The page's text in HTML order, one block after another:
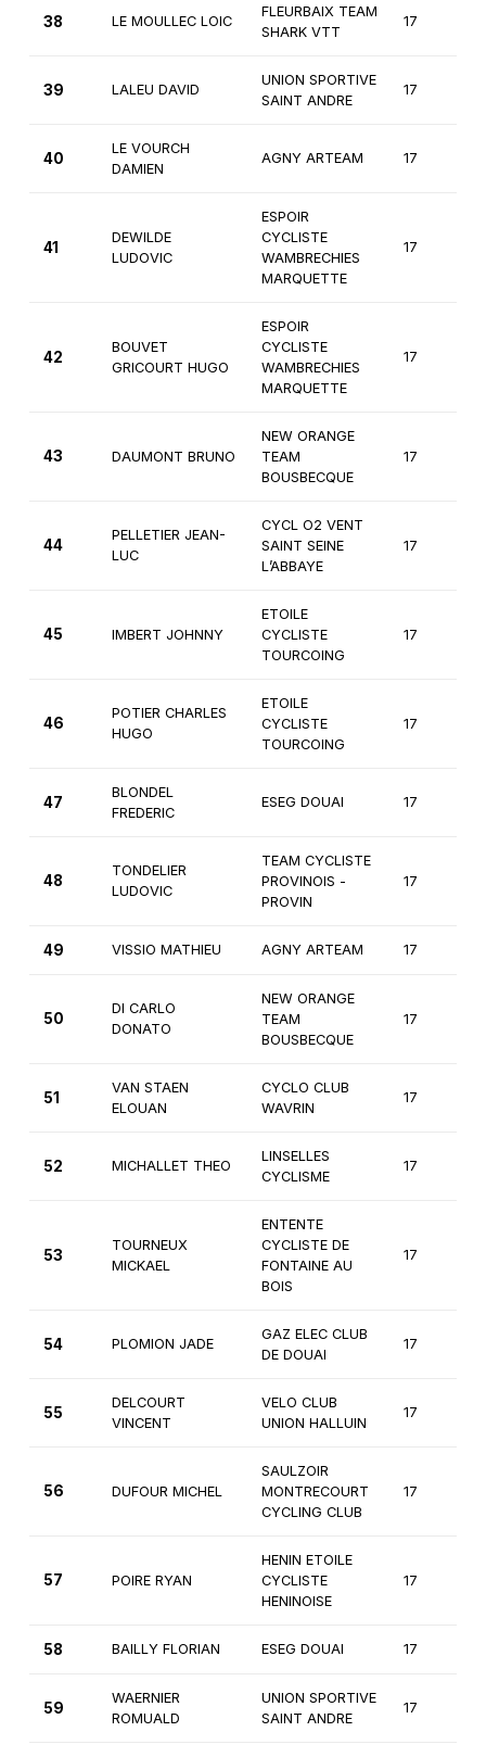
38 LE MOULLEC LOIC
FLEURBAIX TEAM
SHARK VTT
17
39 LALEU DAVID
UNION SPORTIVE
SAINT ANDRE
17
40
LE VOURCH
DAMIEN
AGNY ARTEAM 17
41
DEWILDE
LUDOVIC
ESPOIR
CYCLISTE
WAMBRECHIES
MARQUETTE
17
42
BOUVET
GRICOURT HUGO
ESPOIR
CYCLISTE
WAMBRECHIES
MARQUETTE
17
43 DAUMONT BRUNO
NEW ORANGE
TEAM
BOUSBECQUE
17
44
PELLETIER JEAN-
LUC
CYCL O2 VENT
SAINT SEINE
L’ABBAYE
17
45 IMBERT JOHNNY
ETOILE
CYCLISTE
TOURCOING
17
46
POTIER CHARLES
HUGO
ETOILE
CYCLISTE
TOURCOING
17
47
BLONDEL
FREDERIC
ESEG DOUAI 17
48
TONDELIER
LUDOVIC
TEAM CYCLISTE
PROVINOIS -
PROVIN
17
49 VISSIO MATHIEU AGNY ARTEAM 17
50
DI CARLO
DONATO
NEW ORANGE
TEAM
BOUSBECQUE
17
51
VAN STAEN
ELOUAN
CYCLO CLUB
WAVRIN
17
52 MICHALLET THEO
LINSELLES
CYCLISME
17
53
TOURNEUX
MICKAEL
ENTENTE
CYCLISTE DE
FONTAINE AU
BOIS
17
54 PLOMION JADE
GAZ ELEC CLUB
DE DOUAI
17
55
DELCOURT
VINCENT
VELO CLUB
UNION HALLUIN
17
56 DUFOUR MICHEL
SAULZOIR
MONTRECOURT
CYCLING CLUB
17
57 POIRE RYAN
HENIN ETOILE
CYCLISTE
HENINOISE
17
58 BAILLY FLORIAN ESEG DOUAI 17
59
WAERNIER
ROMUALD
UNION SPORTIVE
SAINT ANDRE
17